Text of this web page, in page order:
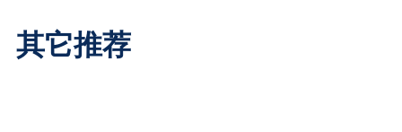
其它推荐